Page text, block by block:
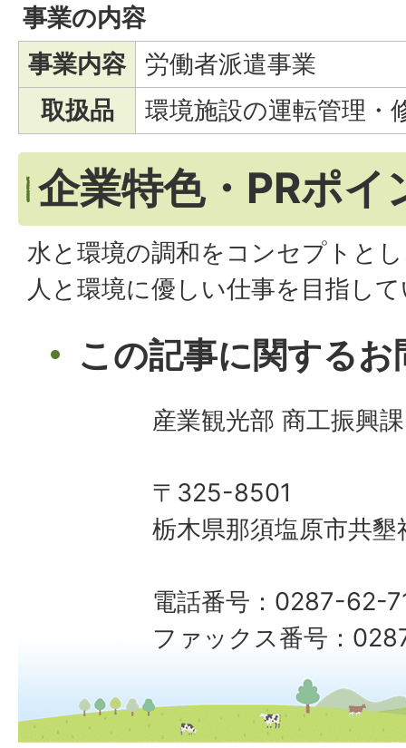
事業の内容
事業内容
労働者派遣事業
取扱品
環境施設の運転管理・
企業特色・PRポイ
水と環境の調和をコンセプトと
人と環境に優しい仕事を目指し
この記事に関する
産業観光部 商工振興
〒325-8501
栃木県那須塩原市共
電話番号：0287-62-
ファックス番号：